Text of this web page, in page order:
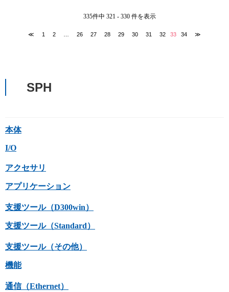
335件中 321 - 330 件を表示
≪ 1 2 26 27 28 29 30 31 32 33 34 ≫
SPH
本体
I/O
アクセサリ
アプリケーション
支援ツール（D300win）
支援ツール（Standard）
支援ツール（その他）
機能
通信（Ethernet）